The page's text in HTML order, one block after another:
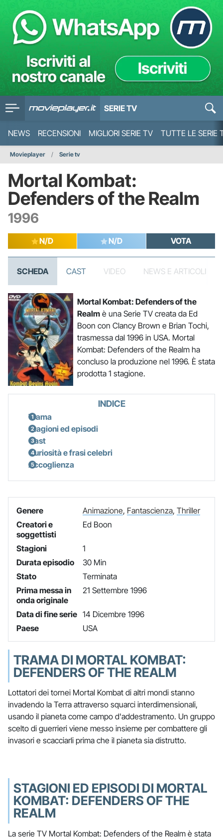
SERIE TV
NEWS RECENSIONI MIGLIORI SERIE TV TUTTE LE SERIE
Movieplayer Serie tv
Mortal Kombat:
Defenders of the Realm
1996
N/D N/D VOTA
SCHEDA CAST VIDEO NEWS E ARTICOLI
Mortal Kombat: Defenders of the
Realmè una Serie TV creata da Ed
Boon con Clancy Brown e Brian Tochi,
trasmessa dal 1996 in USA. Mortal
Kombat: Defenders of the Realm ha
concluso la produzione nel 1996. È stata
prodotta 1 stagione.
INDICE
Trama
Stagioni ed episodi
Cast
Curiosità e frasi celebri
Accoglienza
Genere Animazione, Fantascienza, Thriller
Creatori e
soggettisti
Ed Boon
Stagioni
1
Durata episodio
30 Min
Stato
Terminata
Prima messa in
onda originale
21 Settembre 1996
Data di fine serie 14 Dicembre 1996
Paese
USA
TRAMA DI MORTAL KOMBAT:
DEFENDERS OF THE REALM
Lottatori dei tornei Mortal Kombat di altri mondi stanno
invadendo la Terra attraverso squarci interdimensionali,
usando il pianeta come campo d'addestramento. Un gruppo
scelto di guerrieri viene messo insieme per combattere gli
invasori e scacciarli prima che il pianeta sia distrutto.
STAGIONI ED EPISODI DI MORTAL
KOMBAT: DEFENDERS OF THE
REALM
La serie TV Mortal Kombat: Defenders of the Realm è stata